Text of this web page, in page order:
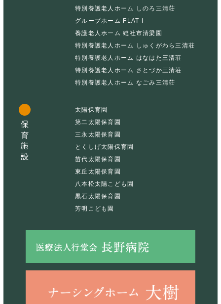
特別養護老人ホーム しのろ三清荘
グループホーム FLAT I
養護老人ホーム 総社市清梁園
特別養護老人ホーム しゅくがわら三清荘
特別養護老人ホーム はなはた三清荘
特別養護老人ホーム さとづか三清荘
特別養護老人ホーム なごみ三清荘
保育施設
太陽保育園
第二太陽保育園
三永太陽保育園
とくしげ太陽保育園
苗代太陽保育園
東丘太陽保育園
八本松太陽こども園
黒石太陽保育園
芳明こども園